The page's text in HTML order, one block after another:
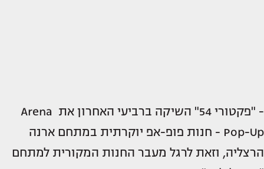
- "פקטורי 54" השיקה ברביעי האחרון את Arena
Pop-Up - חנות פופ-אפ יוקרתית במתחם ארנה
הרצליה, וזאת לרגל מעבר החנות המקורית למתחם